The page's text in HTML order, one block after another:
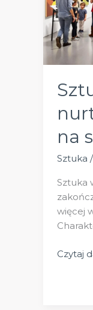
na
Sztuka /
Sztuka
więcej
Sztuka
Czytaj